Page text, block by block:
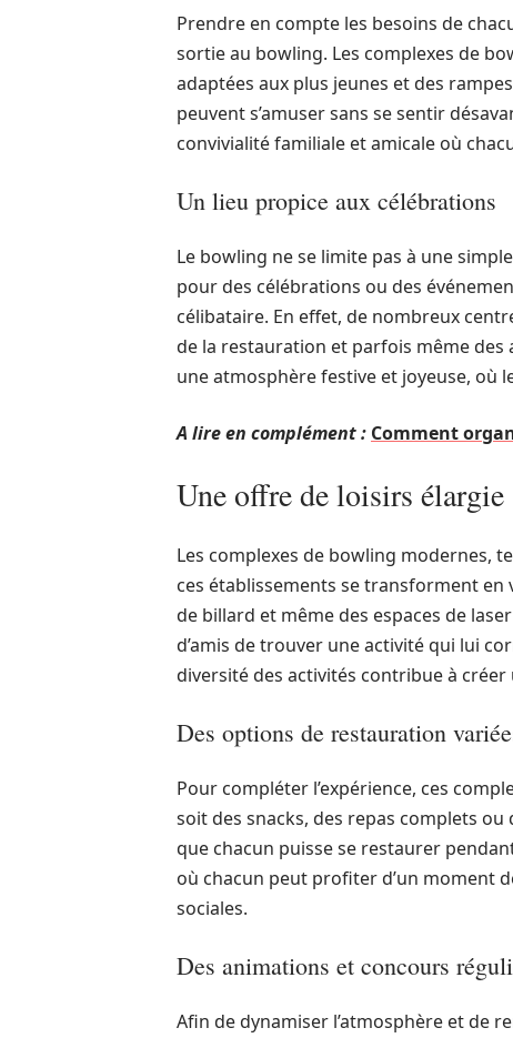
Prendre en compte les besoins de
sortie au bowling. Les complexes de
adaptées aux plus jeunes et des
peuvent s’amuser sans se sentir
convivialité familiale et amicale où
Un lieu propice aux célébrations
Le bowling ne se limite pas à une
pour des célébrations ou des
célibataire. En effet, de nombreux
de la restauration et parfois même
une atmosphère festive et joyeuse, où
A lire en complément : Comment
Une offre de loisirs élargie
Les complexes de bowling modernes,
ces établissements se transforment en
de billard et même des espaces de
d’amis de trouver une activité qui lui
diversité des activités contribue à
Des options de restauration
Pour compléter l’expérience, ces
soit des snacks, des repas complets
que chacun puisse se restaurer
où chacun peut profiter d’un moment
sociales.
Des animations et concours
Afin de dynamiser l’atmosphère et de